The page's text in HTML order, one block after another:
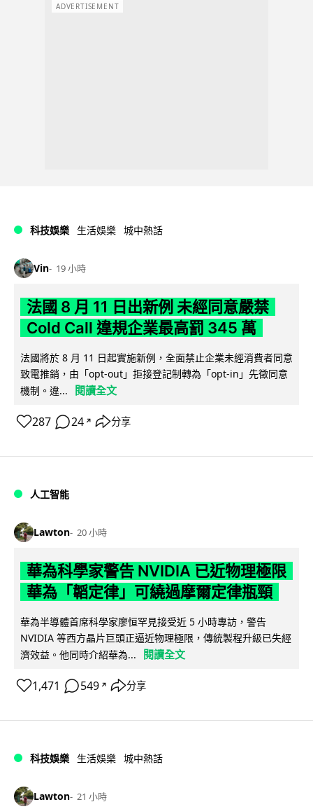
ADVERTISEMENT
科技娛樂 生活娛樂 城中熱話
Vin 19 小時
法國 8 月 11 日出新例 未經同意嚴禁
Cold Call 違規企業最高罰 345 萬
法國將於 8 月 11 日起實施新例，全面禁止企業未經消費者同意
致電推銷，由「opt-out」拒接登記制轉為「opt-in」先徵同意
機制。違...
閱讀全文
287 24 ↗ 分享
人工智能
Lawton 20 小時
華為科學家警告 NVIDIA 已近物理極限
華為「韜定律」可繞過摩爾定律瓶頸
華為半導體首席科學家廖恒罕見接受近 5 小時專訪，警告
NVIDIA 等西方晶片巨頭正逼近物理極限，傳統製程升級已失經
濟效益。他同時介紹華為...
閱讀全文
1,471 549 ↗ 分享
科技娛樂 生活娛樂 城中熱話
Lawton 21 小時